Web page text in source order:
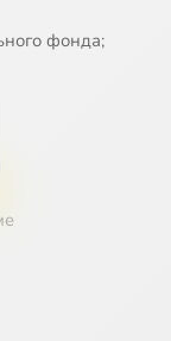
фонда;